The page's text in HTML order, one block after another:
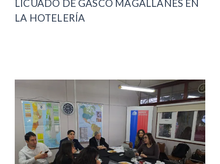
LICUADO DE GASCO MAGALLANES EN
LA HOTELERÍA